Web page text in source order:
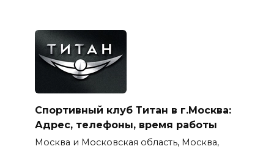
Спортивный клуб Титан в г.Москва:
Адрес, телефоны, время работы
Москва и Московская область, Москва,